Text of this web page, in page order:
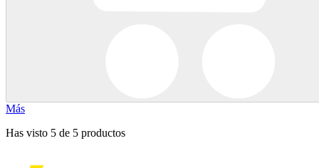
Más
Has visto 5 de 5 productos